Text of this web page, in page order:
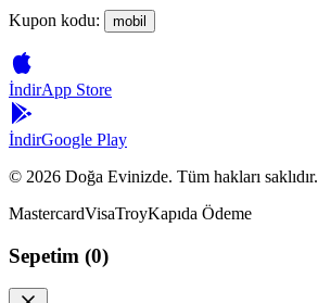
Kupon kodu: mobil
İndirApp Store
İndirGoogle Play
© 2026 Doğa Evinizde. Tüm hakları saklıdır.
MastercardVisaTroyKapıda Ödeme
Sepetim (0)